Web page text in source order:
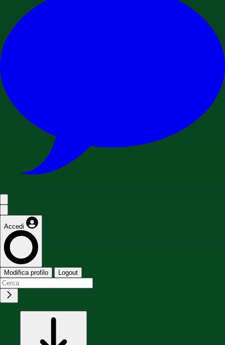
Accedi
Modifica profilo Logout